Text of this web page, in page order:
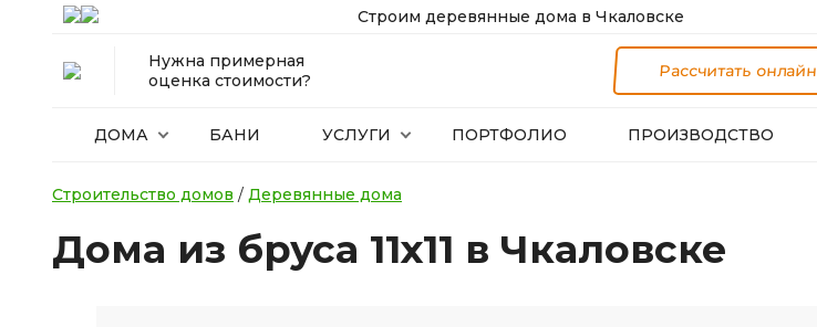
Строим деревянные дома в Чкаловске
Нужна примерная
оценка стоимости?
Рассчитать онлайн
ДОМА БАНИ УСЛУГИ ПОРТФОЛИО ПРОИЗВОДСТВО
Строительство домов / Деревянные дома
Дома из бруса 11х11 в Чкаловске